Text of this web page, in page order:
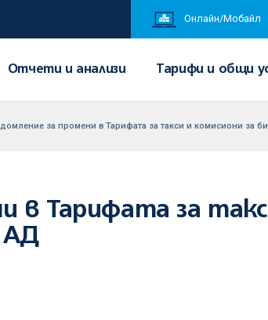
Онлайн/Мобайл
Отчети и анализи Тарифи и общи
за промени в Тарифата за такси и комисиони за
в Тарифата за
АД